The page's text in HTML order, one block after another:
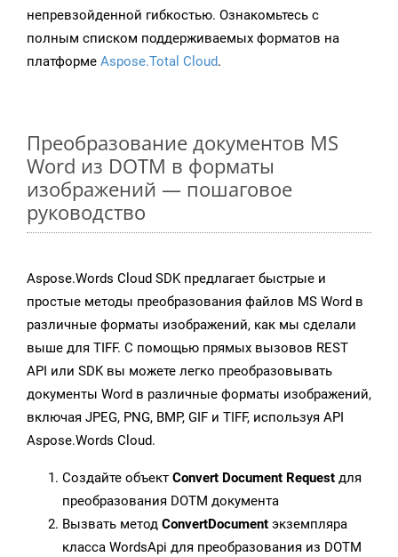
непревзойденной гибкостью. Ознакомьтесь с
полным списком поддерживаемых форматов на
платформе Aspose.Total Cloud.
Преобразование документов MS
Word из DOTM в форматы
изображений — пошаговое
руководство
Aspose.Words Cloud SDK предлагает быстрые и
простые методы преобразования файлов MS Word в
различные форматы изображений, как мы сделали
выше для TIFF. С помощью прямых вызовов REST
API или SDK вы можете легко преобразовывать
документы Word в различные форматы изображений,
включая JPEG, PNG, BMP, GIF и TIFF, используя API
Aspose.Words Cloud.
Создайте объект Convert Document Request для
преобразования DOTM документа
Вызвать метод ConvertDocument экземпляра
класса WordsApi для преобразования из DOTM